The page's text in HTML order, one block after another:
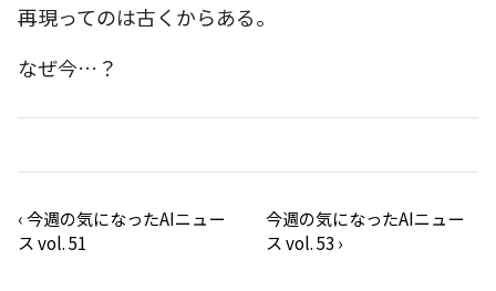
再現ってのは古くからある。
なぜ今…？
‹今週の気になったAIニュー
ス vol. 51
今週の気になったAIニュー
ス vol. 53 ›